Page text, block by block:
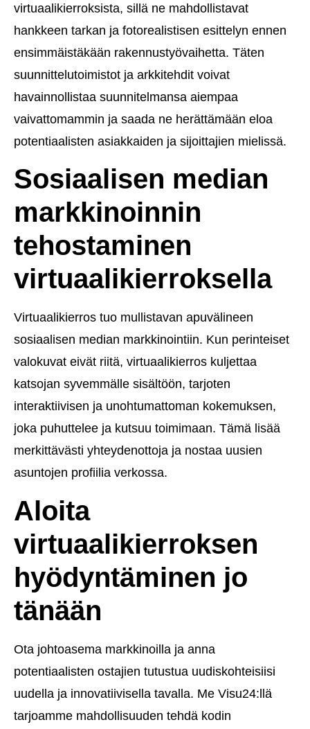
virtuaalikierroksista, sillä ne mahdollistavat
hankkeen tarkan ja fotorealistisen esittelyn ennen
ensimmäistäkään rakennustyövaihetta. Täten
suunnittelutoimistot ja arkkitehdit voivat
havainnollistaa suunnitelmansa aiempaa
vaivattomammin ja saada ne herättämään eloa
potentiaalisten asiakkaiden ja sijoittajien mielissä.
Sosiaalisen median
markkinoinnin
tehostaminen
virtuaalikierroksella
Virtuaalikierros tuo mullistavan apuvälineen
sosiaalisen median markkinointiin. Kun perinteiset
valokuvat eivät riitä, virtuaalikierros kuljettaa
katsojan syvemmälle sisältöön, tarjoten
interaktiivisen ja unohtumattoman kokemuksen,
joka puhuttelee ja kutsuu toimimaan. Tämä lisää
merkittävästi yhteydenottoja ja nostaa uusien
asuntojen profiilia verkossa.
Aloita
virtuaalikierroksen
hyödyntäminen jo
tänään
Ota johtoasema markkinoilla ja anna
potentiaalisten ostajien tutustua uudiskohteisiisi
uudella ja innovatiivisella tavalla. Me Visu24:llä
tarjoamme mahdollisuuden tehdä kodin